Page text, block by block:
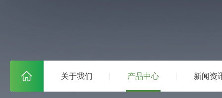
关于我们 产品中心 新闻资